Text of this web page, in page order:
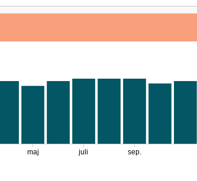
maj juli sep.